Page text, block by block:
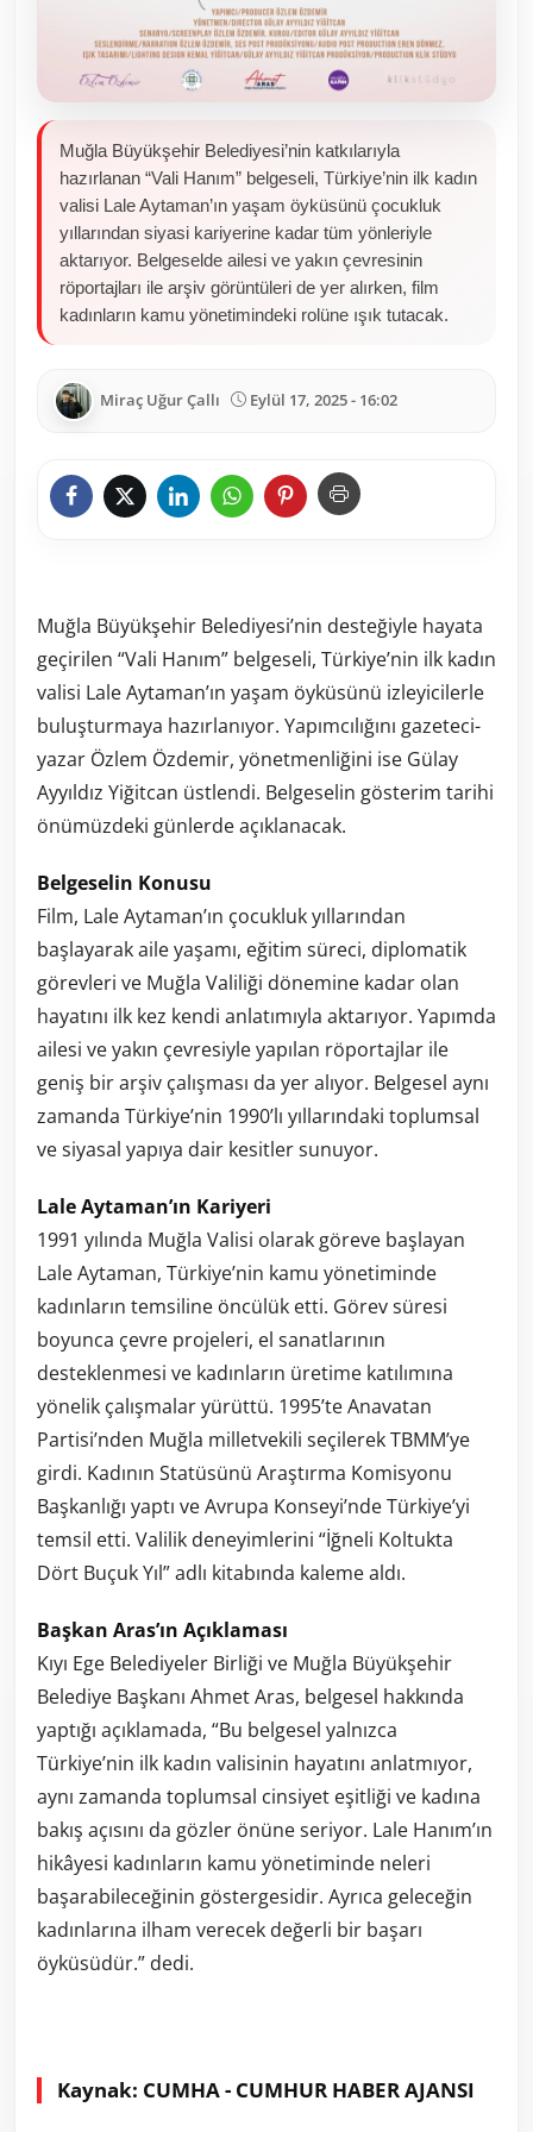
Muğla Büyükşehir Belediyesi’nin katkılarıyla
hazırlanan “Vali Hanım” belgeseli, Türkiye’nin ilk kadın
valisi Lale Aytaman’ın yaşam öyküsünü çocukluk
yıllarından siyasi kariyerine kadar tüm yönleriyle
aktarıyor. Belgeselde ailesi ve yakın çevresinin
röportajları ile arşiv görüntüleri de yer alırken, film
kadınların kamu yönetimindeki rolüne ışık tutacak.
Miraç Uğur Çallı Eylül 17, 2025 - 16:02
Muğla Büyükşehir Belediyesi’nin desteğiyle hayata
geçirilen “Vali Hanım” belgeseli, Türkiye’nin ilk kadın
valisi Lale Aytaman’ın yaşam öyküsünü izleyicilerle
buluşturmaya hazırlanıyor. Yapımcılığını gazeteci-
yazar Özlem Özdemir, yönetmenliğini ise Gülay
Ayyıldız Yiğitcan üstlendi. Belgeselin gösterim tarihi
önümüzdeki günlerde açıklanacak.
Belgeselin Konusu
Film, Lale Aytaman’ın çocukluk yıllarından
başlayarak aile yaşamı, eğitim süreci, diplomatik
görevleri ve Muğla Valiliği dönemine kadar olan
hayatını ilk kez kendi anlatımıyla aktarıyor. Yapımda
ailesi ve yakın çevresiyle yapılan röportajlar ile
geniş bir arşiv çalışması da yer alıyor. Belgesel aynı
zamanda Türkiye’nin 1990’lı yıllarındaki toplumsal
ve siyasal yapıya dair kesitler sunuyor.
Lale Aytaman’ın Kariyeri
1991 yılında Muğla Valisi olarak göreve başlayan
Lale Aytaman, Türkiye’nin kamu yönetiminde
kadınların temsiline öncülük etti. Görev süresi
boyunca çevre projeleri, el sanatlarının
desteklenmesi ve kadınların üretime katılımına
yönelik çalışmalar yürüttü. 1995’te Anavatan
Partisi’nden Muğla milletvekili seçilerek TBMM’ye
girdi. Kadının Statüsünü Araştırma Komisyonu
Başkanlığı yaptı ve Avrupa Konseyi’nde Türkiye’yi
temsil etti. Valilik deneyimlerini “İğneli Koltukta
Dört Buçuk Yıl” adlı kitabında kaleme aldı.
Başkan Aras’ın Açıklaması
Kıyı Ege Belediyeler Birliği ve Muğla Büyükşehir
Belediye Başkanı Ahmet Aras, belgesel hakkında
yaptığı açıklamada, “Bu belgesel yalnızca
Türkiye’nin ilk kadın valisinin hayatını anlatmıyor,
aynı zamanda toplumsal cinsiyet eşitliği ve kadına
bakış açısını da gözler önüne seriyor. Lale Hanım’ın
hikâyesi kadınların kamu yönetiminde neleri
başarabileceğinin göstergesidir. Ayrıca geleceğin
kadınlarına ilham verecek değerli bir başarı
öyküsüdür.” dedi.
Kaynak: CUMHA - CUMHUR HABER AJANSI